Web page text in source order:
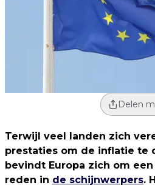
Delen
Terwijl veel landen zich
prestaties om de inflatie te
bevindt Europa zich om
reden in de schijnwerpers.